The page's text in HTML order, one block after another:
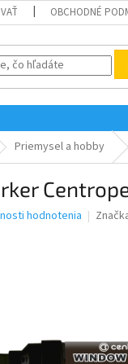
OBCHODNÉ
Priemysel a hobby
hodnotenia